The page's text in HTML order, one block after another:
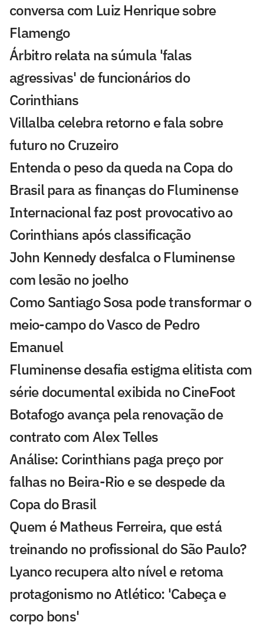
conversa com Luiz Henrique sobre
Flamengo
Árbitro relata na súmula 'falas
agressivas' de funcionários do
Corinthians
Villalba celebra retorno e fala sobre
futuro no Cruzeiro
Entenda o peso da queda na Copa do
Brasil para as finanças do Fluminense
Internacional faz post provocativo ao
Corinthians após classificação
John Kennedy desfalca o Fluminense
com lesão no joelho
Como Santiago Sosa pode transformar o
meio-campo do Vasco de Pedro
Emanuel
Fluminense desafia estigma elitista com
série documental exibida no CineFoot
Botafogo avança pela renovação de
contrato com Alex Telles
Análise: Corinthians paga preço por
falhas no Beira-Rio e se despede da
Copa do Brasil
Quem é Matheus Ferreira, que está
treinando no profissional do São Paulo?
Lyanco recupera alto nível e retoma
protagonismo no Atlético: 'Cabeça e
corpo bons'